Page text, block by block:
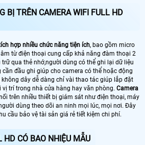
BỊ TRÊN CAMERA WIFI FULL HD
hợp nhiều chức năng tiện ích, bao gồm micro
từ điện thoại cung cấp khả năng đàm thoại 2
qua thẻ nhớ,người dùng có thể ghi lại dữ liệu
đầu ghi giúp cho camera có thể hoặc động
dây dễ dàng chỉ vài thao tác giúp lắp đặt
trí trong nhà cửa hàng hay văn phòng. Camera
trên nhiều thiết bị giám sát như điện thoại, máy
dùng theo dõi an ninh mọi lúc, mọi nơi. Đây
cầu bảo vệ tài sản giá rẻ tiết kiệm chi phí.
HD CÓ BAO NHIỆU MẪU